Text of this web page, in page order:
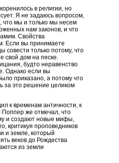
в религии, но
Я не задаюсь вопросом,
что мы и только мы несем
нам законов, и что
Свойства
Если вы принимаете
совести только потому, что
свой дом на песке.
будто неравенство
Однако если вы
приказано, а потому что
за это решение целиком
к временам античности, к
Поппер же отмечал, что
и создают новые мифы,
критикуя проповедников
и земле, который
веков до Рождества
из земли